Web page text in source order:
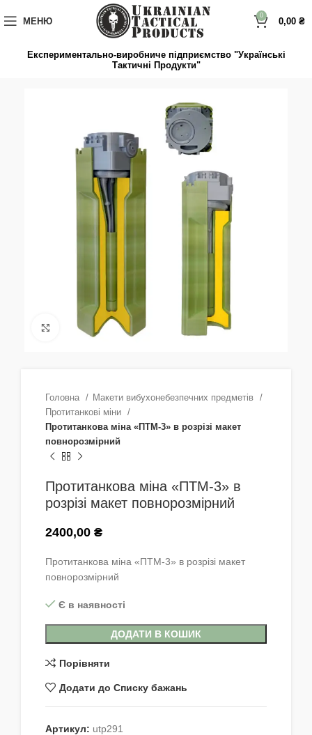
вмістуМЕНЮ
0
0,00 ₴
Експериментально-виробниче підприємство "Українські
Тактичні Продукти"
Натисніть, щоб збільшити
Головна
Макети вибухонебезпечних предметів
Протитанкові міни
Протитанкова міна «ПТМ-3» в розрізі макет
повнорозмірний
Протитанкова міна «ПТМ-3» в
розрізі макет повнорозмірний
2400,00 ₴
Протитанкова міна «ПТМ-3» в розрізі макет
повнорозмірний
Є в наявності
ДОДАТИ В КОШИК
Порівняти
Додати до Списку бажань
Артикул: utp291